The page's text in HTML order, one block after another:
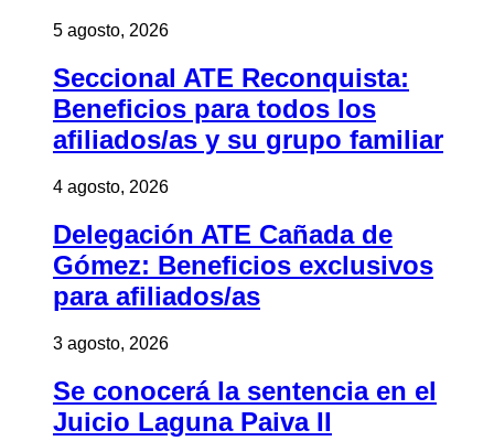
5 agosto, 2026
Seccional ATE Reconquista:
Beneficios para todos los
afiliados/as y su grupo familiar
4 agosto, 2026
Delegación ATE Cañada de
Gómez: Beneficios exclusivos
para afiliados/as
3 agosto, 2026
Se conocerá la sentencia en el
Juicio Laguna Paiva II